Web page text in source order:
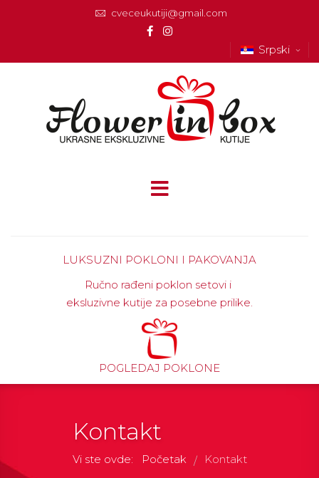
cveceukutiji@gmail.com
Srpski
LUKSUZNI POKLONI I PAKOVANJA
Ručno rađeni poklon setovi i
eksluzivne kutije za posebne prilike.
POGLEDAJ POKLONE
Kontakt
Vi ste ovde: Početak / Kontakt